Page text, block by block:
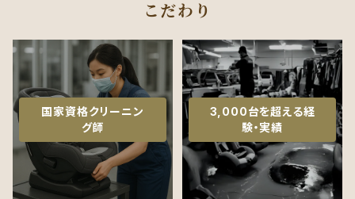
こだわり
国家資格クリーニン
グ師
3,000台を超える経
験・実績